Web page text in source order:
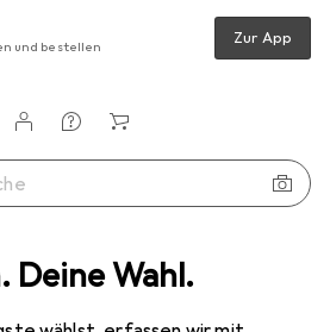
Deine Wahl.
und bestellen Zur App
Schnell - auch ohne DRAM cache
EUR
143,71/1TB